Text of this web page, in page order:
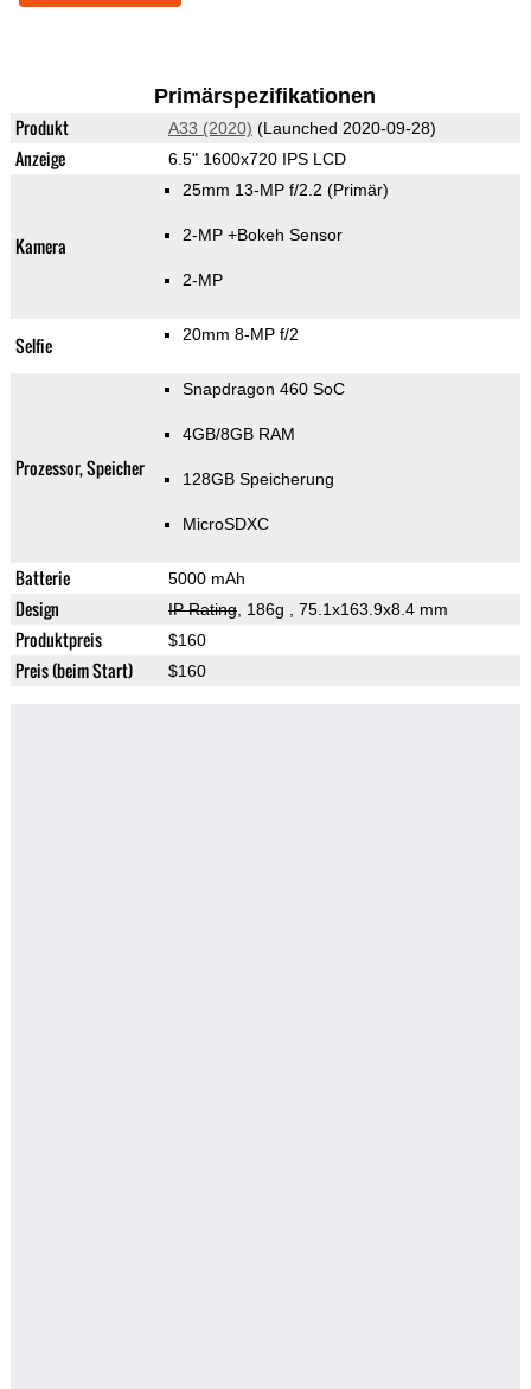
Primärspezifikationen
Produkt A33 (2020) (Launched 2020-09-28)
Anzeige 6.5" 1600x720 IPS LCD
Kamera
25mm 13-MP f/2.2 (Primär)
2-MP +Bokeh Sensor
2-MP
Selfie 20mm 8-MP f/2
Prozessor, Speicher
Snapdragon 460 SoC
4GB/8GB RAM
128GB Speicherung
MicroSDXC
Batterie 5000 mAh
Design IP Rating, 186g , 75.1x163.9x8.4 mm
Produktpreis $160
Preis (beim Start) $160